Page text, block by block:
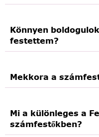
Könnyen
festettem?
Mekkora a
Mi a különleges a
számfestőkben?